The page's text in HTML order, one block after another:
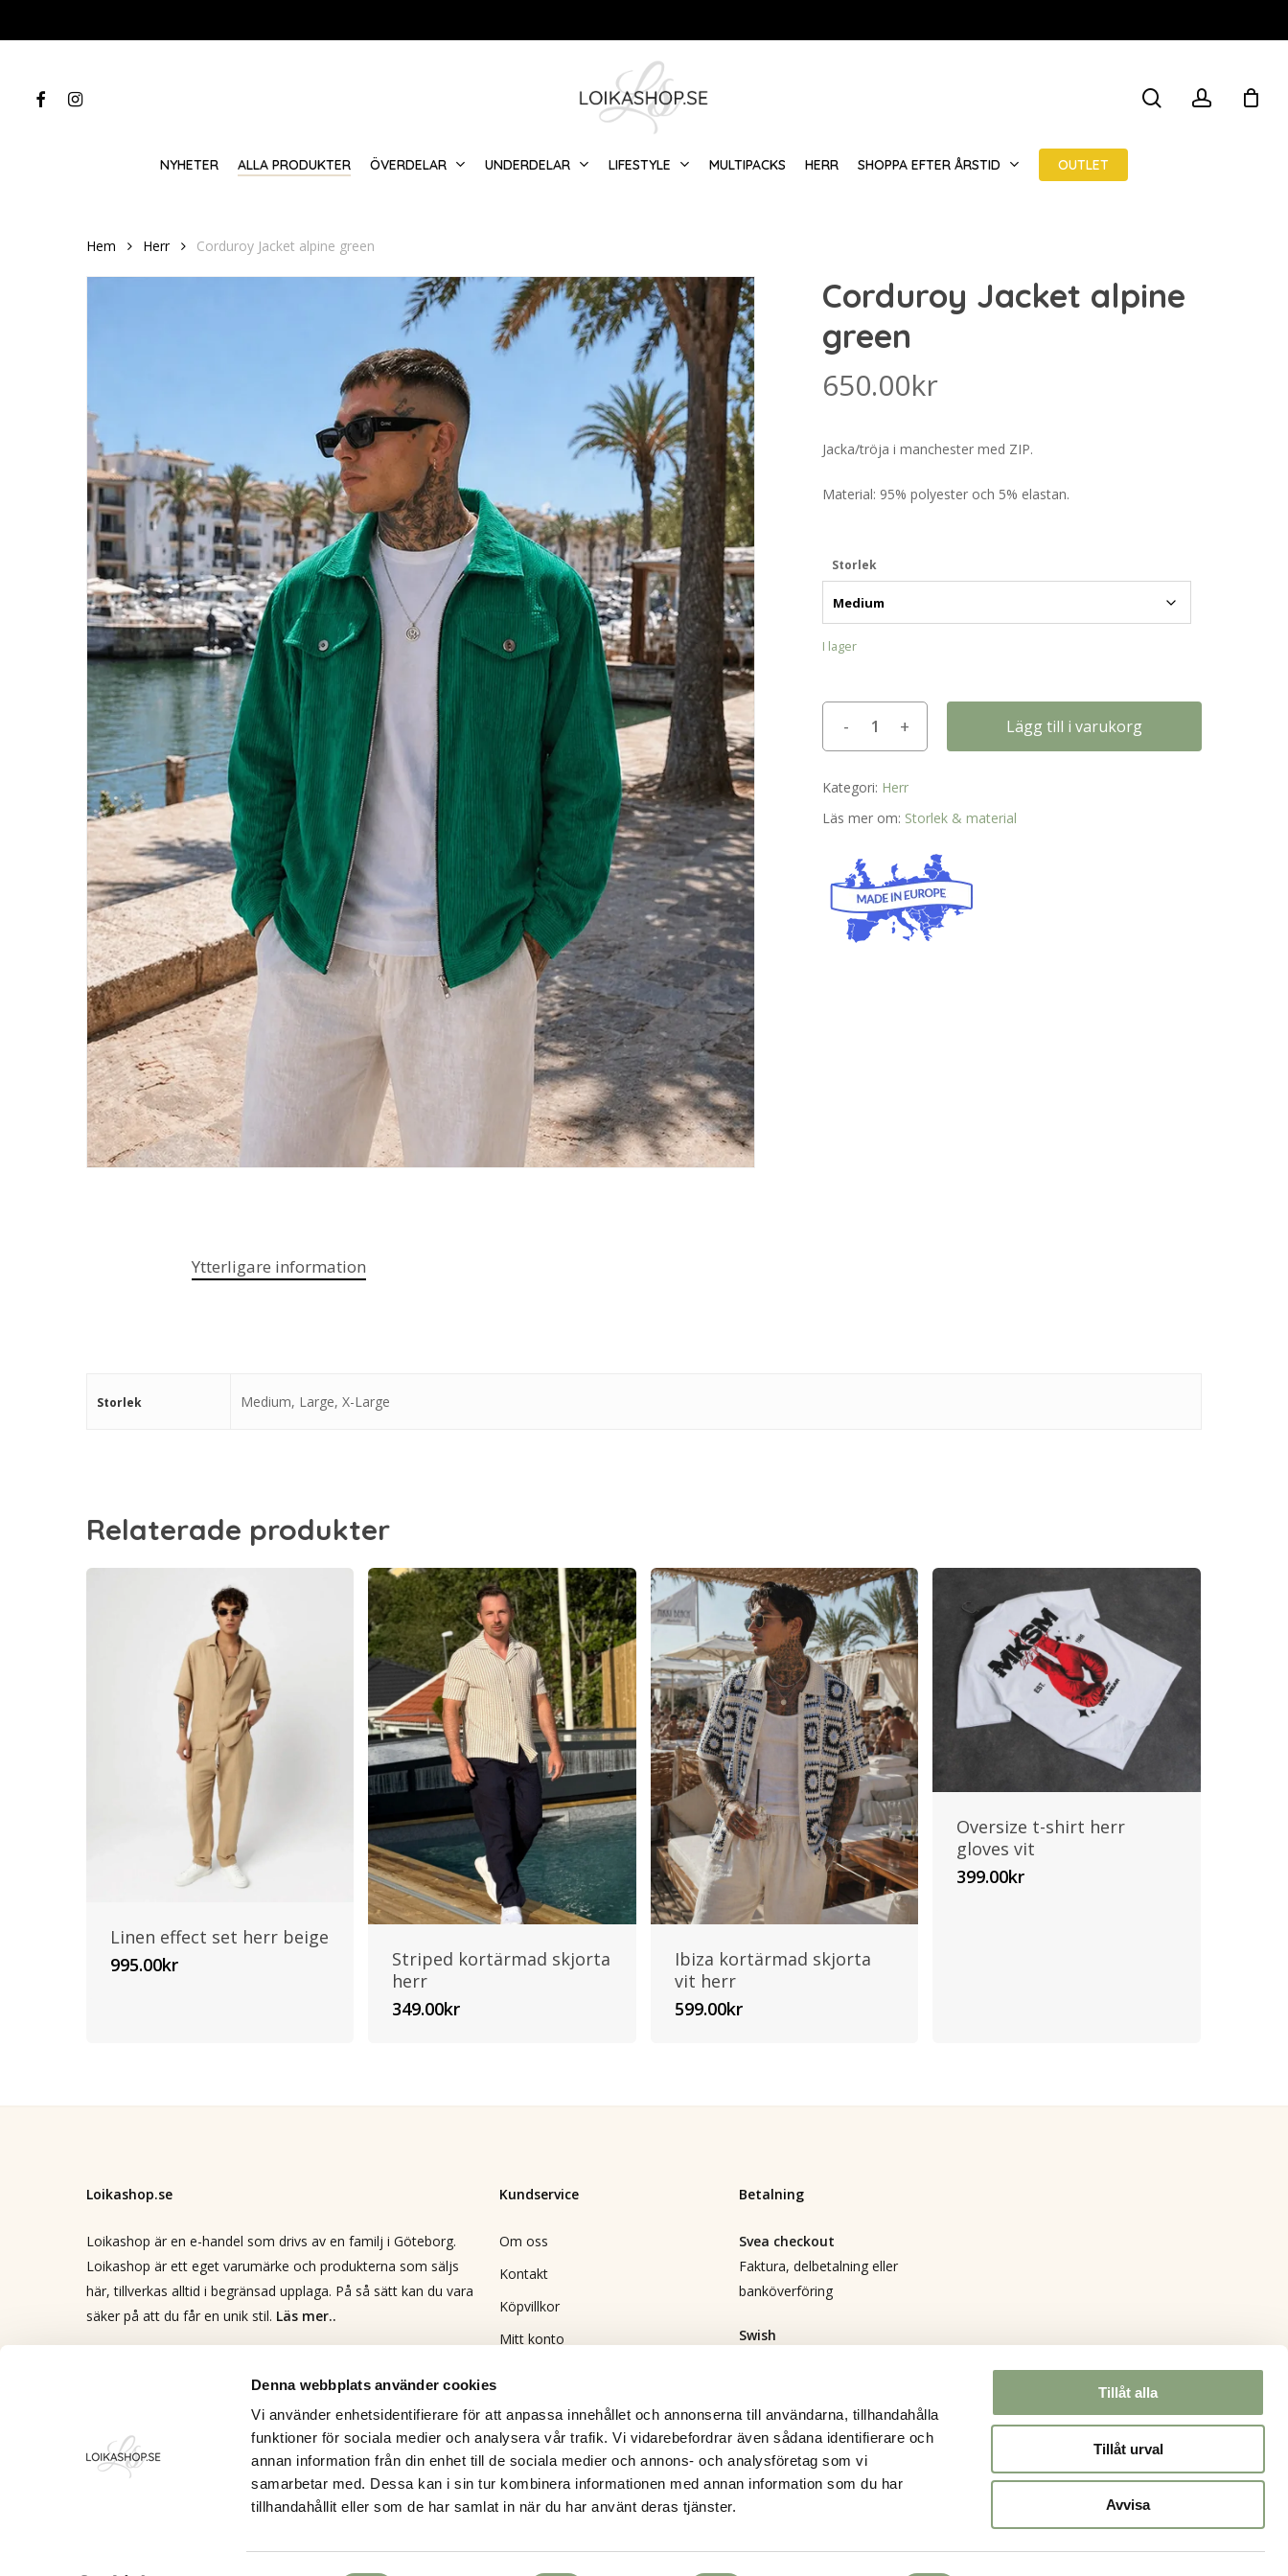
Denna webbplats använder cookies
Vi använder enhetsidentifierare för att anpassa innehållet och annonserna till användarna, tillhandahålla
funktioner för sociala medier och analysera vår trafik. Vi vidarebefordrar även sådana identifierare och
annan information från din enhet till de sociala medier och annons- och analysföretag som vi
samarbetar med. Dessa kan i sin tur kombinera informationen med annan information som du har
tillhandahållit eller som de har samlat in när du har använt deras tjänster.
Tillåt alla
Tillåt urval
Avvisa
to
Klicka Enter eller ESC för att stänga ner
FACEBOOKINSTAGRAM
NYHETER ALLA PRODUKTER ÖVERDELAR UNDERDELAR LIFESTYLE MULTIPACKS HERR SHOPPA EFTER ÅRSTID OUTLET
Varukorg STÄNG
Hem Herr Corduroy Jacket alpine green
Corduroy Jacket alpine
green
650.00kr
Jacka/tröja i manchester med ZIP.
Material: 95% polyester och 5% elastan.
Storlek
I lager
Lägg till i varukorg
Kategori: Herr
Läs mer om: Storlek & material
Ytterligare information
Storlek Medium, Large, X-Large
Relaterade produkter
Linen effect set herr beige
995.00kr
Striped kortärmad skjorta
herr
349.00kr
Ibiza kortärmad skjorta
vit herr
599.00kr
Oversize t-shirt herr
gloves vit
399.00kr
Loikashop.se
Loikashop är en e-handel som drivs av en familj i Göteborg.
Loikashop är ett eget varumärke och produkterna som säljs
här, tillverkas alltid i begränsad upplaga. På så sätt kan du vara
säker på att du får en unik stil. Läs mer..
Facebook
Instagram
Kundservice
Om oss
Kontakt
Köpvillkor
Mitt konto
Bli återförsäljare
Integritetspolicy
Betalning
Svea checkout
Faktura, delbetalning eller
banköverföring
Swish
DHL